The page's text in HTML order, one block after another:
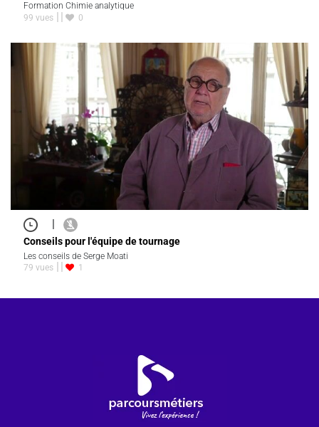
Formation Chimie analytique
99 vues
0
|
Conseils pour l'équipe de tournage
Les conseils de Serge Moati
79 vues
1